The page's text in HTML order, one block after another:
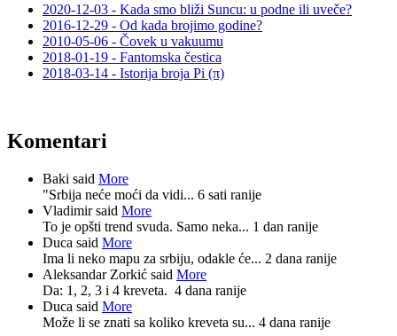
2020-12-03 - Kada smo bliži Suncu: u podne ili uveče?
2016-12-29 - Od kada brojimo godine?
2010-05-06 - Čovek u vakuumu
2018-01-19 - Fantomska čestica
2018-03-14 - Istorija broja Pi (π)
Komentari
Baki said More
"Srbija neće moći da vidi... 6 sati ranije
Vladimir said More
To je opšti trend svuda. Samo neka... 1 dan ranije
Duca said More
Ima li neko mapu za srbiju, odakle će... 2 dana ranije
Aleksandar Zorkić said More
Da: 1, 2, 3 i 4 kreveta. 4 dana ranije
Duca said More
Može li se znati sa koliko kreveta su... 4 dana ranije